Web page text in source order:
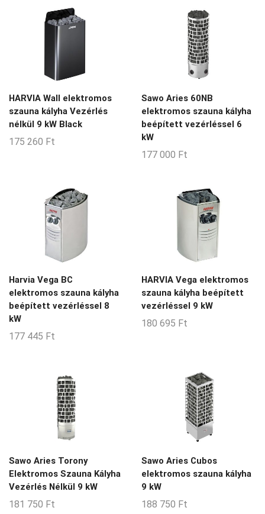
14-18-m3
15-16-m3
15-17-m3
15-20-m3
15-28-m3
17-29-m3
18-22-m3
2-14-m3
2-3-m3
2-4-m3
2-5-m3
2-8-m3
20-50-m3
21-22-m3
25-35-m3
28-36-m3
3-4-m3
3-5-m3
3-6-m3
HARVIA Wall elektromos
szauna kályha Vezérlés
nélkül 9 kW Black
175 260 Ft
Sawo Aries 60NB
elektromos szauna kályha
beépített vezérléssel 6
kW
177 000 Ft
Harvia Vega BC
elektromos szauna kályha
beépített vezérléssel 8
kW
177 445 Ft
HARVIA Vega elektromos
szauna kályha beépített
vezérléssel 9 kW
180 695 Ft
Sawo Aries Torony
Elektromos Szauna Kályha
Vezérlés Nélkül 9 kW
181 750 Ft
Sawo Aries Cubos
elektromos szauna kályha
9 kW
188 750 Ft